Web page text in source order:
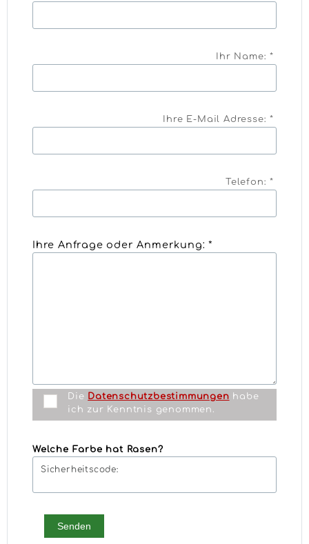
Ihr Name: *
Ihre E-Mail Adresse: *
Telefon: *
Ihre Anfrage oder Anmerkung: *
Die Datenschutzbestimmungen habe
ich zur Kenntnis genommen.
Sicherheitscode:
Welche Farbe hat Rasen?
Senden